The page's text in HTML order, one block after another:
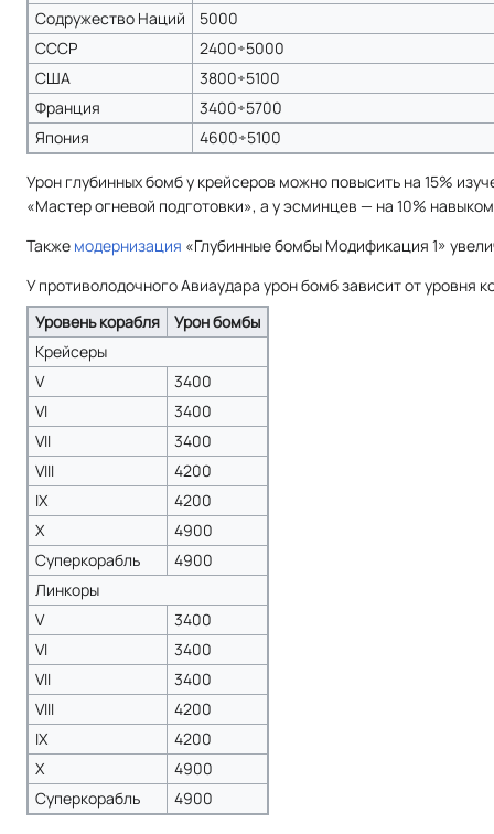
Содружество Наций
5000
СССР
2400÷5000
США
3800÷5100
Франция
3400÷5700
Япония
4600÷5100
Урон глубинных бомб у крейсеров можно повысить на 15%
«Мастер огневой подготовки», а у эсминцев — на 10%
Также модернизация «Глубинные бомбы Модификация 1»
У противолодочного Авиаудара урон бомб зависит от уровня
Уровень корабля
Урон бомбы
Крейсеры
V
3400
VI
3400
VII
3400
VIII
4200
IX
4200
X
4900
Суперкорабль
4900
Линкоры
V
3400
VI
3400
VII
3400
VIII
4200
IX
4200
X
4900
Суперкорабль
4900